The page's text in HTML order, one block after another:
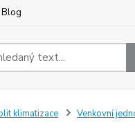
Blog
klimatizace Venkovní